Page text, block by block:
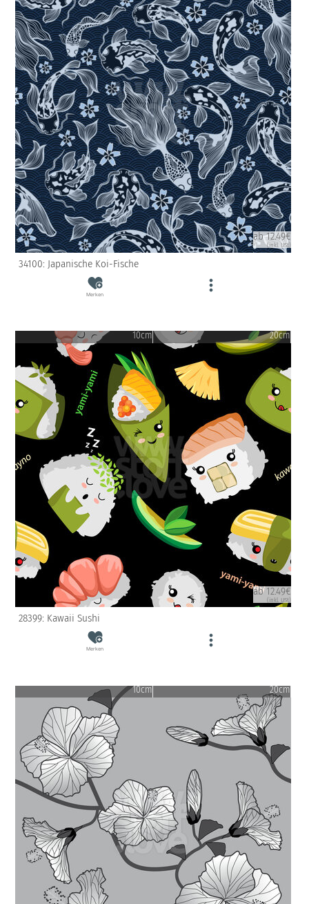
ab 12.49€
(inkl. USt)
34100: Japanische Koi-Fische
Merken
10cm 20cm
ab 12.49€
(inkl. USt)
28399: Kawaii Sushi
Merken
10cm 20cm